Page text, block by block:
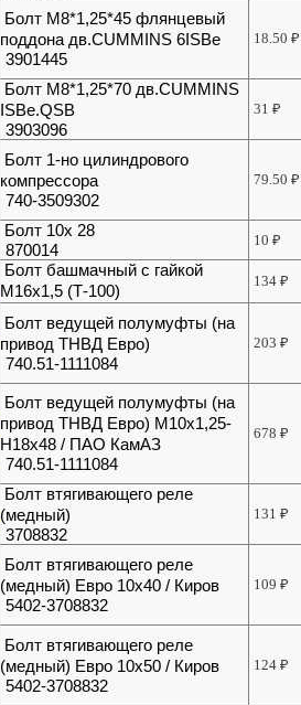
Болт М8*1,25*45 флянцевый
поддона дв.CUMMINS 6ISBe
3901445
18.50₽
Болт М8*1,25*70 дв.CUMMINS
ISBe.QSB
3903096
31₽
Болт 1-но цилиндрового
компрессора
740-3509302
79.50₽
Болт 10х 28
870014
10₽
Болт башмачный с гайкой
М16х1,5 (Т-100)
134₽
Болт ведущей полумуфты (на
привод ТНВД Евро)
740.51-1111084
203₽
Болт ведущей полумуфты (на
привод ТНВД Евро) М10х1,25-
Н18х48 / ПАО КамАЗ
740.51-1111084
678₽
Болт втягивающего реле
(медный)
3708832
131₽
Болт втягивающего реле
(медный) Евро 10х40 / Киров
5402-3708832
109₽
Болт втягивающего реле
(медный) Евро 10х50 / Киров
5402-3708832
124₽